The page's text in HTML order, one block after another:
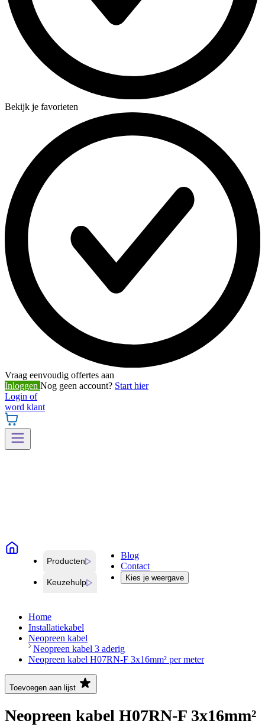
Bekijk je favorieten
Vraag eenvoudig offertes aan
Inloggen Nog geen account? Start hier
Login of
word klant
Producten
Keuzehulp
Blog
Contact
Kies je weergave
Home
Installatiekabel
Neopreen kabel
Neopreen kabel 3 aderig
Neopreen kabel H07RN-F 3x16mm² per meter
Toevoegen aan lijst
Neopreen kabel H07RN-F 3x16mm²